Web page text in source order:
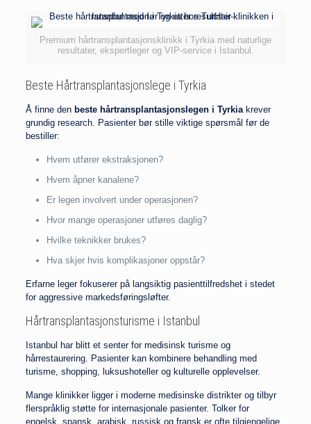
Premium hårtransplantasjonsklinikk i Tyrkia med naturlige
resultater, ekspertleger og VIP-service i Istanbul.
Beste Hårtransplantasjonslege i Tyrkia
Å finne den beste hårtransplantasjonslegen i Tyrkiakrever
grundig research. Pasienter bør stille viktige spørsmål før de
bestiller:
Hvem utfører ekstraksjonen?
Hvem åpner kanalene?
Er legen involvert under operasjonen?
Hvor mange operasjoner utføres daglig?
Hvilke teknikker brukes?
Hva skjer hvis komplikasjoner oppstår?
Erfarne leger fokuserer på langsiktig pasienttilfredshet i stedet
for aggressive markedsføringsløfter.
Hårtransplantasjonsturisme i Istanbul
Istanbul har blitt et senter for medisinsk turisme og
hårrestaurering. Pasienter kan kombinere behandling med
turisme, shopping, luksushoteller og kulturelle opplevelser.
Mange klinikker ligger i moderne medisinske distrikter og tilbyr
flerspråklig støtte for internasjonale pasienter. Tolker for
engelsk, spansk, arabisk, russisk og fransk er ofte tilgjengelige.